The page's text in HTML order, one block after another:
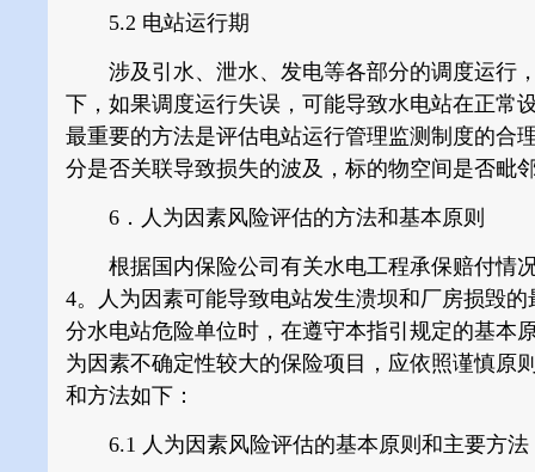
5.2 电站运行期
涉及引水、泄水、发电等各部分的调度运行
下，如果调度运行失误，可能导致水电站在正常
最重要的方法是评估电站运行管理监测制度的合
分是否关联导致损失的波及，标的物空间是否毗
6．人为因素风险评估的方法和基本原则
根据国内保险公司有关水电工程承保赔付情
4。人为因素可能导致电站发生溃坝和厂房损毁
分水电站危险单位时，在遵守本指引规定的基本
为因素不确定性较大的保险项目，应依照谨慎原
和方法如下：
6.1 人为因素风险评估的基本原则和主要方法